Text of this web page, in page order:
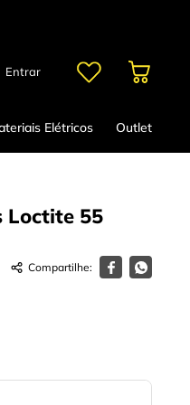
Entrar
Elétricos Outlet
Loctite 55